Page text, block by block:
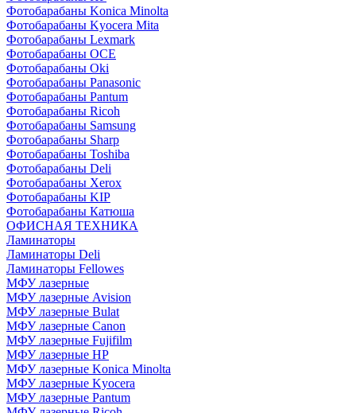
Фотобарабаны Konica Minolta
Фотобарабаны Kyocera Mita
Фотобарабаны Lexmark
Фотобарабаны OCE
Фотобарабаны Oki
Фотобарабаны Panasonic
Фотобарабаны Pantum
Фотобарабаны Ricoh
Фотобарабаны Samsung
Фотобарабаны Sharp
Фотобарабаны Toshiba
Фотобарабаны Deli
Фотобарабаны Xerox
Фотобарабаны KIP
Фотобарабаны Катюша
ОФИСНАЯ ТЕХНИКА
Ламинаторы
Ламинаторы Deli
Ламинаторы Fellowes
МФУ лазерные
МФУ лазерные Avision
МФУ лазерные Bulat
МФУ лазерные Canon
МФУ лазерные Fujifilm
МФУ лазерные HP
МФУ лазерные Konica Minolta
МФУ лазерные Kyocera
МФУ лазерные Pantum